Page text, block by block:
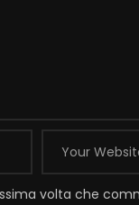
volta che